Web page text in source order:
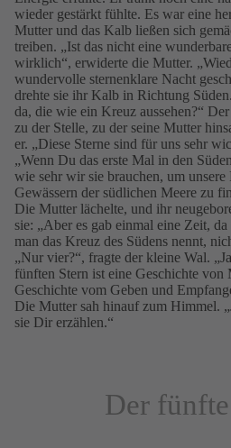
wieder gestärkt fühlte. Es war eine
Mutter und das Kalb ließen sich
treiben. „Ist das nicht eine
wirklich“, erwiderte die Mutter.
wundervolle sternenklare Nacht
drehte sie ihr Kalb in Richtung
da, die wie ein Kreuz aussehen?“
zu der Stelle, zu der seine Mutter
er. „Diese Sterne sind für uns sehr
„Wenn Du das erste Mal in den
wie sehr wir sie brauchen, um
Gewässern der südlichen Meere zu
Die Mutter lächelte, und ihr
sie: „Aber es gab einmal eine Zeit,
man das Kreuz des Südens nennt,
„Nur vier?“, fragte der kleine Wal.
fünften Stern ist eine Geschichte
Geschichte vom Geben und
Die Mutter sah hinauf zum Himmel.
sie Dir erzählen.“
Der